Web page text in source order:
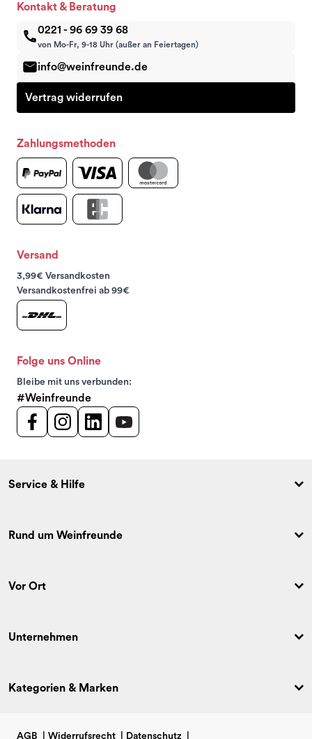
Kontakt & Beratung
0221 - 96 69 39 68
von Mo-Fr, 9-18 Uhr (außer an Feiertagen)
info@weinfreunde.de
Vertrag widerrufen
Zahlungsmethoden
Versand
3,99€ Versandkosten
Versandkostenfrei ab 99€
Folge uns Online
Bleibe mit uns verbunden:
#Weinfreunde
Service & Hilfe
Rund um Weinfreunde
Vor Ort
Unternehmen
Kategorien & Marken
AGB Widerrufsrecht Datenschutz